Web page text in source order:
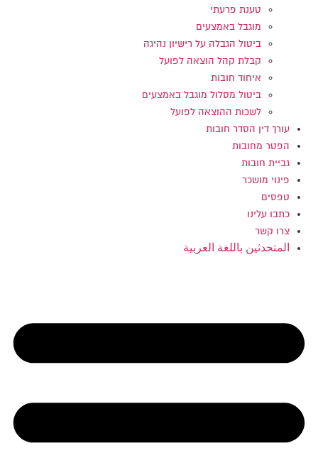
טענת פרעתי
מוגבל באמצעים
ביטול הגבלה על רישיון נהיגה
קבלת קהל הוצאה לפועל
איחוד חובות
ביטול מסלול מוגבל באמצעים
לשכות ההוצאה לפועל
עורך דין הסדר חובות
הפטר מחובות
גביית חובות
פינוי מושכר
טפסים
כתבו עלינו
צרו קשר
المتحدثين باللغة العربية